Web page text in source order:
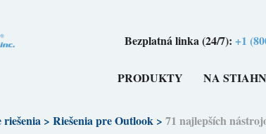
Bezplatná linka (24/7):+1
PRODUKTY NA
riešenia> Riešenia pre Outlook> 71 najlepších